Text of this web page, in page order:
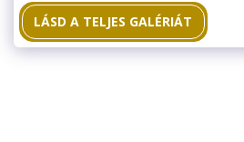
LÁSD A TELJES GALÉRIÁT